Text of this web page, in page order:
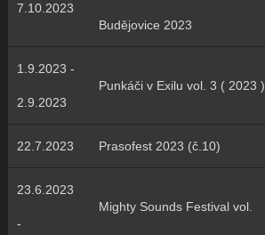
7.10.2023
Budějovice 2023
1.9.2023 -
2.9.2023
Punkáči v Exilu vol. 3 ( 2023 )
22.7.2023 Prasofest 2023 (č.10)
23.6.2023
-
Mighty Sounds Festival vol.